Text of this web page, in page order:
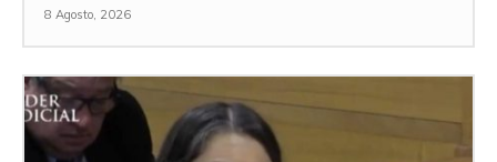
8 Agosto, 2026